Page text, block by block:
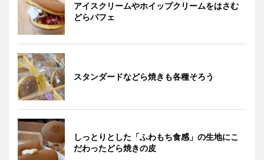
アイスクリームやホイップクリームをはさむ
どらパフェ
スタンダードなどら焼きも各種そろう
しっとりとした「ふわもち食感」の生地にこ
だわったどら焼きの皮